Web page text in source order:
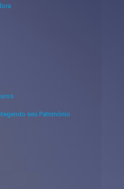
seu Patrimônio